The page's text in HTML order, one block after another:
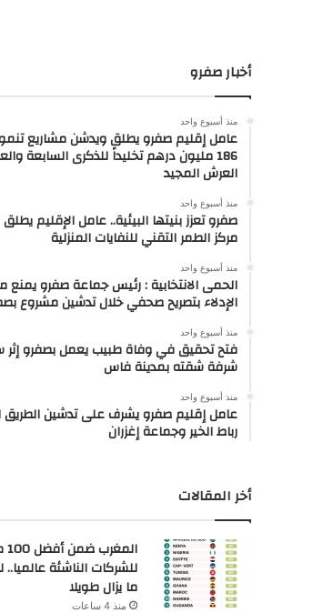
أخبار صفرو
منذ أسبوع واحد
عامل إقليم صفرو يطلق ويدشن مشاريع
186 مليون درهم تخليداً للذكرى السابعة
العرش المجيد
منذ أسبوع واحد
صفرو تعزز بنيتها البيئية.. عامل الإقليم
مركز الطمر التقني للنفايات المنزلية
منذ أسبوع واحد
الحمى الانتخابية : رئيس جماعة صفرو
الإدلاء بتصريح صحفي خلال تدشين مشروع
منذ أسبوع واحد
فتح تحقيق في وفاة طبيب يعمل بصفرو
شرفة شقته بمدينة فاس
منذ أسبوع واحد
عامل إقليم صفرو يشرف على تدشين الطريق
رباط الخير وجماعة إغزران
أخر المقالات
للشركات الناشئة
ما يزال طويلا
منذ 4 ساعات